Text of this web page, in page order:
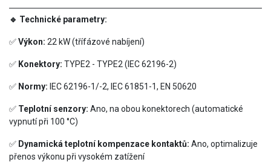
🔹 Technické parametry:
✅Výkon: 22 kW (třífázové nabíjení)
✅ Konektory: TYPE2 - TYPE2 (IEC 62196-2)
✅ Normy: IEC 62196-1/-2, IEC 61851-1, EN 50620
✅ Teplotní senzory: Ano, na obou konektorech (automatické
vypnutí při 100 °C)
✅ Dynamická teplotní kompenzace kontaktů: Ano, optimalizuje
přenos výkonu při vysokém zatížení